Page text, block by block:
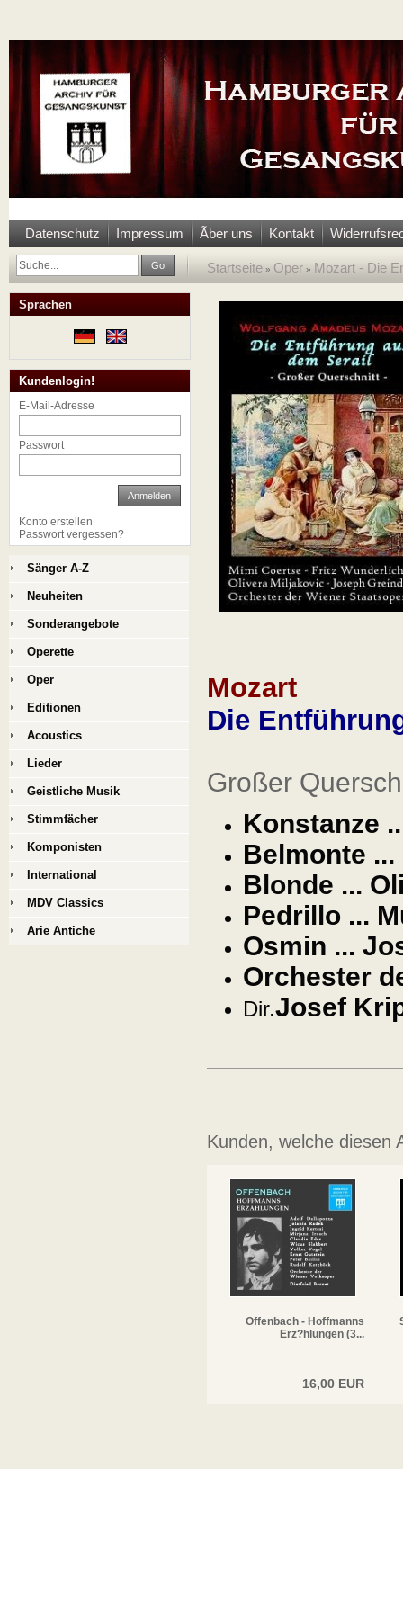
Datenschutz Impressum Ãber uns Kontakt
Go Startseite » Oper » Mozart - Die
Mozart
Die
Großer
Konstanze
Belmonte
Blonde ...
Pedrillo ...
Osmin ...
Orchester
Dir.Josef
Kunden, welche diesen
Offenbach - Hoffmanns
Erz?hlungen (3...
16,00 EUR
Sprachen
Kundenlogin!
E-Mail-Adresse
Passwort
Anmelden
Konto erstellen
Passwort vergessen?
Sänger A-Z
Neuheiten
Sonderangebote
Operette
Oper
Editionen
Acoustics
Lieder
Geistliche Musik
Stimmfächer
Komponisten
International
MDV Classics
Arie Antiche